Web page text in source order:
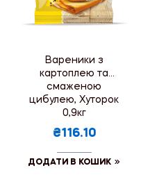
Вареники з
картоплею та
смаженою
цибулею, Хуторок
0,9кг
₴116.10
ДОДАТИ В КОШИК